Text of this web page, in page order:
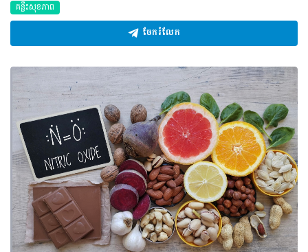
គន្លឹះសុខភាព
ចែករំលែក